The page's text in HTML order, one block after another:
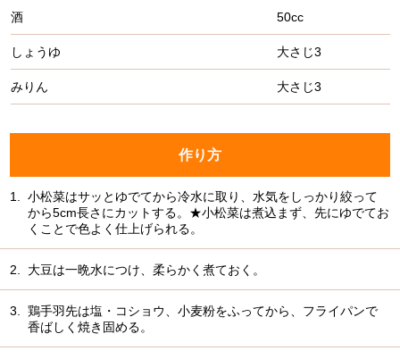
酒 50cc
しょうゆ 大さじ3
みりん 大さじ3
作り方
1.
小松菜はサッとゆでてから冷水に取り、水気をしっかり絞って
から5cm長さにカットする。★小松菜は煮込まず、先にゆでてお
くことで色よく仕上げられる。
2. 大豆は一晩水につけ、柔らかく煮ておく。
3.
鶏手羽先は塩・コショウ、小麦粉をふってから、フライパンで
香ばしく焼き固める。